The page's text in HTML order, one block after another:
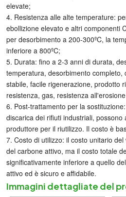
elevate;
4. Resistenza alle alte temperature:
ebollizione elevato e altri componenti
per desorbimento a 200-300ºC, la
inferiore a 800ºC;
5. Durata: fino a 2-3 anni di durata,
temperatura, desorbimento completo,
stabile, facile rigenerazione, prodotto
resistenza, gas, resistenza
6. Post-trattamento per la
discarica dei rifiuti industriali,
produttore per il riutilizzo. Il costo è
7. Costo di utilizzo: il costo unitario
del carbone attivo, ma il costo totale
significativamente inferiore a quello
attivo ed è sicuro e affidabile.
Immagini dettagliate del